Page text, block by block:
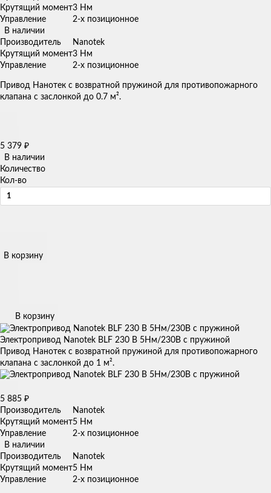
Крутящий момент3 Нм
Управление
2-х позиционное
В наличии
Производитель
Nanotek
Крутящий момент3 Нм
Управление
2-х позиционное
Привод Нанотек с возвратной пружиной для противопожарного
клапана с заслонкой до 0.7 м².
5 379 ₽
В наличии
Количество
Кол-во
В корзину
В корзину
Электропривод Nanotek BLF 230 B 5Нм/230В с пружиной
Привод Нанотек с возвратной пружиной для противопожарного
клапана с заслонкой до 1 м².
5 885 ₽
Производитель
Nanotek
Крутящий момент5 Нм
Управление
2-х позиционное
В наличии
Производитель
Nanotek
Крутящий момент5 Нм
Управление
2-х позиционное